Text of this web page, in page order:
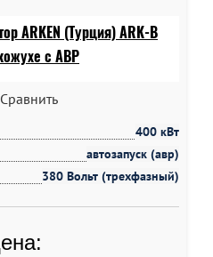
Сравнить
400 кВт
автозапуск (авр)
380 Вольт (трехфазный)